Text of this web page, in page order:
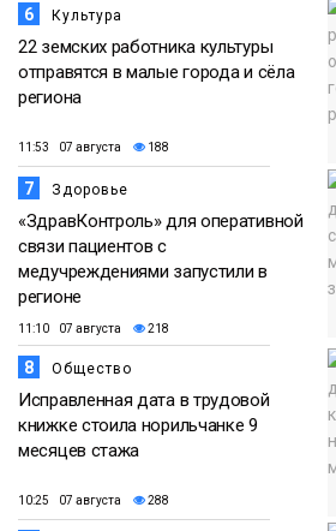
6 Культура
22 земских работника культуры
отправятся в малые города и сёла
региона
11:53 07 августа 188
7 Здоровье
«ЗдравКонтроль» для оперативной
связи пациентов с
медучреждениями запустили в
регионе
11:10 07 августа 218
8 Общество
Исправленная дата в трудовой
книжке стоила норильчанке 9
месяцев стажа
10:25 07 августа 288